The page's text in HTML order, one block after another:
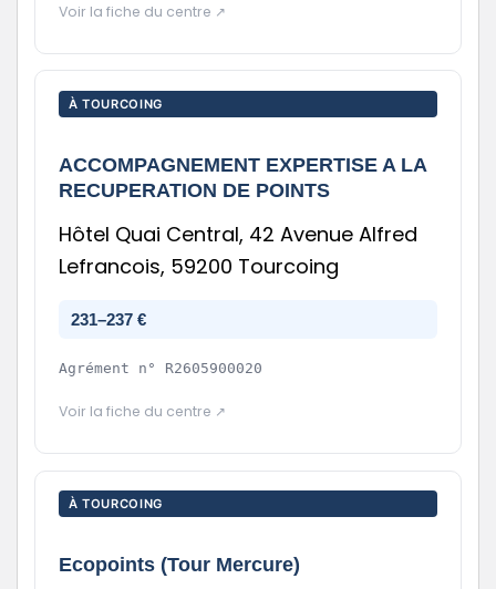
Voir la fiche du centre ↗
À TOURCOING
ACCOMPAGNEMENT EXPERTISE A LA
RECUPERATION DE POINTS
Hôtel Quai Central, 42 Avenue Alfred
Lefrancois, 59200 Tourcoing
231–237 €
Agrément n° R2605900020
Voir la fiche du centre ↗
À TOURCOING
Ecopoints (Tour Mercure)